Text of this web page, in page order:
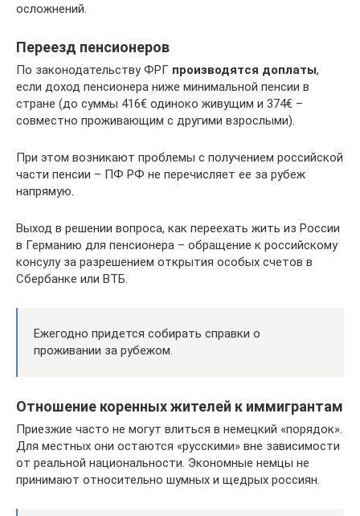
осложнений.
Переезд пенсионеров
По законодательству ФРГ производятся доплаты,
если доход пенсионера ниже минимальной пенсии в
стране (до суммы 416€ одиноко живущим и 374€ –
совместно проживающим с другими взрослыми).
При этом возникают проблемы с получением российской
части пенсии – ПФ РФ не перечисляет ее за рубеж
напрямую.
Выход в решении вопроса, как переехать жить из России
в Германию для пенсионера – обращение к российскому
консулу за разрешением открытия особых счетов в
Сбербанке или ВТБ.
Ежегодно придется собирать справки о
проживании за рубежом.
Отношение коренных жителей к иммигрантам
Приезжие часто не могут влиться в немецкий «порядок».
Для местных они остаются «русскими» вне зависимости
от реальной национальности. Экономные немцы не
принимают относительно шумных и щедрых россиян.